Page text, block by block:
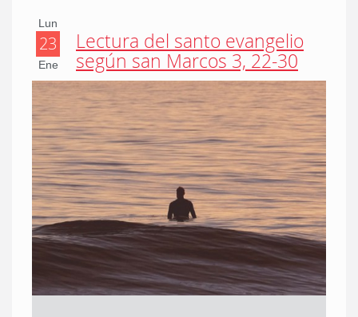
Lun
23
Ene
Lectura del santo evangelio
según san Marcos 3, 22-30